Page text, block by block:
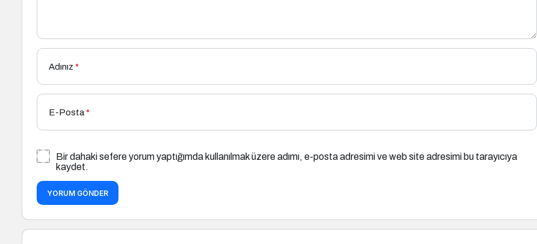
Adınız *
E-Posta*
Bir dahaki sefere yorum yaptığımda kullanılmak üzere adımı, e-posta adresimi ve web site adresimi bu tarayıcıya
kaydet.
YORUM GÖNDER